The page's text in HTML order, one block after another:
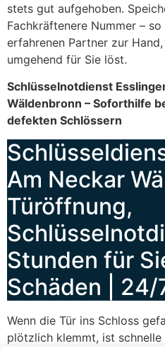
stets gut aufgehoben.
Fachkräftenere Nummer –
erfahrenen Partner zur
umgehend für Sie löst.
Schlüsselnotdienst
Wäldenbronn – Soforthilfe
defekten Schlössern
Am Neckar
Türöffnung,
Stunden für
Schäden |
Wenn die Tür ins Schloss
plötzlich klemmt, ist